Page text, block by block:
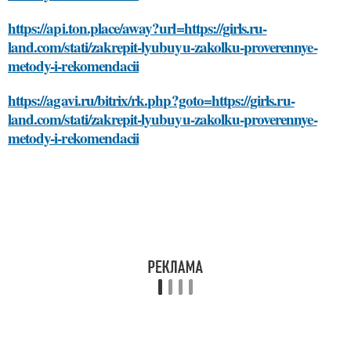
https://api.ton.place/away?url=https://girls.ru-
land.com/stati/zakrepit-lyubuyu-zakolku-proverennye-
metody-i-rekomendacii
https://agavi.ru/bitrix/rk.php?goto=https://girls.ru-
land.com/stati/zakrepit-lyubuyu-zakolku-proverennye-
metody-i-rekomendacii